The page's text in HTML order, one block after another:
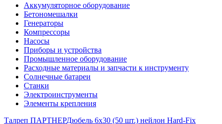
Аккумуляторное оборудование
Бетономешалки
Генераторы
Компрессоры
Насосы
Приборы и устройства
Промышленное оборудование
Расходные материалы и запчасти к инструменту
Солнечные батареи
Станки
Электроинструменты
Элементы крепления
Талреп ПАРТНЕРДюбель 6х30 (50 шт.) нейлон Hard-Fix